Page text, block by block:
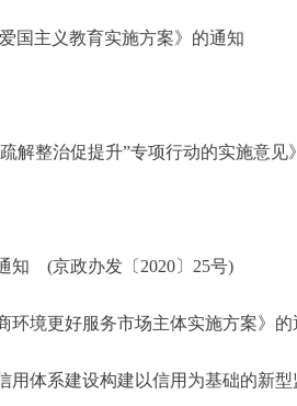
主义教育实施方案》的通知
整治促提升”专项行动的实施意
(京政办发〔2020〕25号)
境更好服务市场主体实施方案》
系建设构建以信用为基础的新型